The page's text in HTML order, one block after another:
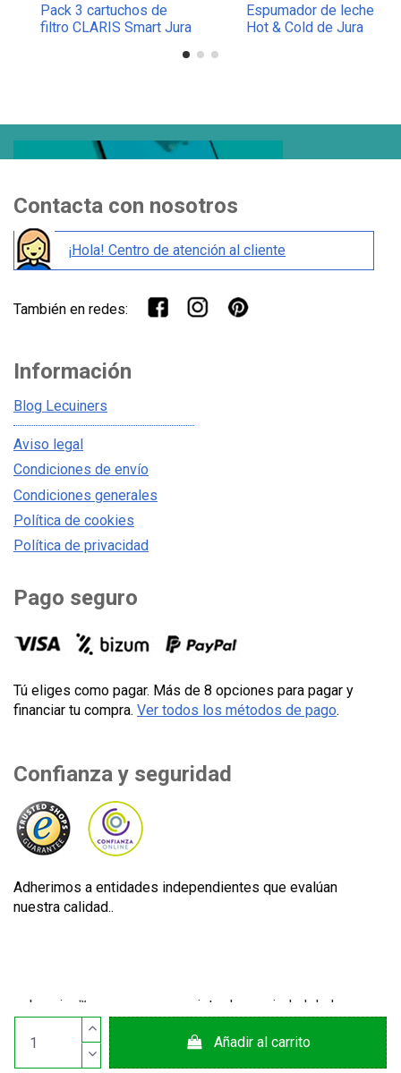
Añadir al carrito
Pack 3 cartuchos de
filtro CLARIS Smart Jura
Espumador de leche
Hot & Cold de Jura
Contacta con nosotros
¡Hola! Centro de atención al cliente
También en redes:
Información
Blog Lecuiners
Aviso legal
Condiciones de envío
Condiciones generales
Política de cookies
Política de privacidad
Pago seguro
Tú eliges como pagar. Más de 8 opciones para pagar y
financiar tu compra. Ver todos los métodos de pago.
Confianza y seguridad
Adherimos a entidades independientes que evalúan
nuestra calidad..
Lecuine™ es una marca registrada propiedad de Lecom
Projects S.L. © Copyright © 2012-2026. España. Todos los
derechos reservados. CIF: B65890642.